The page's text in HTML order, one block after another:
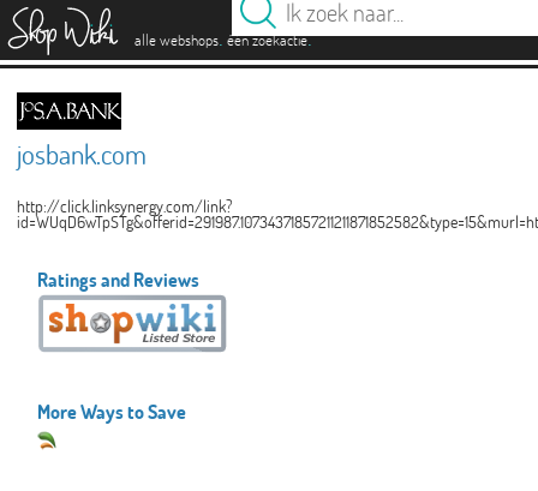
alle webshops. één zoekactie.
josbank.com
http://click.linksynergy.com/link?
Ratings and Reviews
More Ways to Save